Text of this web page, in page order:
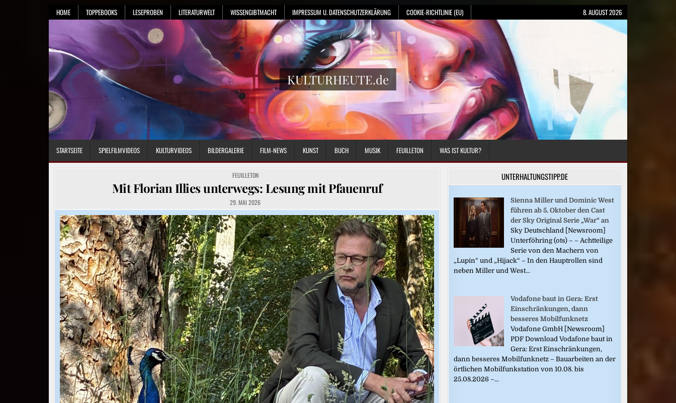
HOME TOPPEBOOKS LESEPROBEN LITERATURWELT WISSENGIBTMACHT IMPRESSUM U. DATENSCHUTZERKLÄRUNG COOKIE-RICHTLINIE (EU) 8. AUGUST 2026
KULTURHEUTE.de
STARTSEITE SPIELFILMVIDEOS KULTURVIDEOS BILDERGALERIE FILM-NEWS KUNST BUCH MUSIK FEUILLETON WAS IST KULTUR?
POSTED
IN
FEUILLETON
Mit Florian Illies unterwegs: Lesung mit Pfauenruf
29. MAI 2026
UNTERHALTUNGSTIPP.DE
Sienna Miller und Dominic West
führen ab 5. Oktober den Cast
der Sky Original Serie „War“ an
Sky Deutschland [Newsroom]
Unterföhring (ots) – – Achtteilige
Serie von den Machern von
„Lupin“ und „Hijack“ – In den Hauptrollen sind
neben Miller und West...
Vodafone baut in Gera: Erst
Einschränkungen, dann
besseres Mobilfunknetz
Vodafone GmbH [Newsroom]
PDF Download Vodafone baut in
Gera: Erst Einschränkungen,
dann besseres Mobilfunknetz – Bauarbeiten an der
örtlichen Mobilfunkstation von 10.08. bis
25.08.2026 –...